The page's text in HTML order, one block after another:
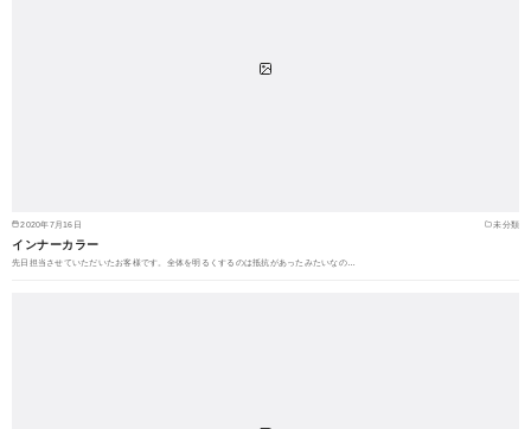
2020年7月16日 未分類
インナーカラー
先日担当させていただいたお客様です。全体を明るくするのは抵抗があったみたいなの…